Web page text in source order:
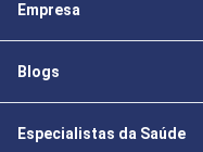
Empresa
Blogs
Especialistas da Saúde